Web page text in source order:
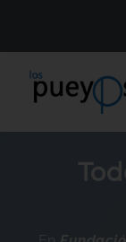
contenido